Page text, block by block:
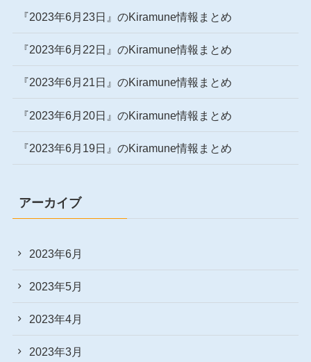
『2023年6月23日』のKiramune情報まとめ
『2023年6月22日』のKiramune情報まとめ
『2023年6月21日』のKiramune情報まとめ
『2023年6月20日』のKiramune情報まとめ
『2023年6月19日』のKiramune情報まとめ
アーカイブ
2023年6月
2023年5月
2023年4月
2023年3月